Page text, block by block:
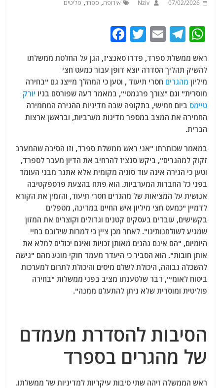
07/02/2026
Nziv אירופה ספרד פליטים
W
at
s
A
p
p
T
e
g
ra
m
E
ai
l
T
itt
er
c
e
b
o
k
ראש ממשלת ספרד, פדרו סאנצ'ז, הגן על החלטת ממשלתו
להשיק תהליך הסדרה יוצא דופן עבור כמעט חצי
מיליון מהגרים חסרי תיעוד , וטען כי המהלך מייצג גם "בחירה
מוסרית" וגם "צורך פרגמטי", במאמר דעה שפורסם בניו יורק
טיימס ביום חמישי, בתקופה שבה מדיניות ההגירה המחמירה
החמירה את המצב במספר מדינות מערביות, ובראשן ארצות
הברית.
במאמר שכותרתו "אני ראש ממשלת ספרד, וזו הסיבה שהמערב
זקוק למהגרים", ביקש סנצ'ז להרחיב את הדיון מעבר לספרד,
וטען כי הגירה אינה עוד סוגיה מקומית אלא אתגר מבני העומד
בפני כל החברות המערביות. הוא פתח בהצעת פרספקטיבה
אנושית על המציאות של מהגרים חסרי תיעוד, והזמין את הקורא
לדמיין "כמעט חצי מיליון איש החיים במדינה, מטפלים
בקשישים, עובדים בעסקים קטנים וגדולים וקוצרים את המזון
שמגיע לשולחנותינו". לאחר מכן ציין כי למרות שילובם בחיי
היומיום, "הם אינם נהנים מאותן זכויות ואינם יכולים למלא את
אותן חובות". הוא הסביר כי היעדר מעמד חוקי מונע מהם "גישה
להשכלה גבוהה, היכולת לשלם מיסים והיכולת לתרום למערכות
ביטוח לאומי", דבר שלטענתו מציב בפני ממשלות "בחירה
פוליטית ומוסרית שלא ניתן להתעלם ממנה".
הסיבות להסדרת מעמדם
של מהגרים בספרד
ראש הממשלה זיהה שתי סיבות עיקריות למדיניות של ממשלתו.